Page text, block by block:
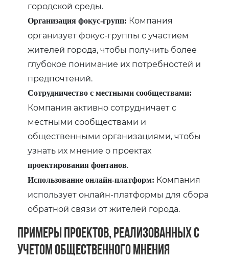
городской среды.
Организация фокус-групп: Компания
организует фокус-группы с участием
жителей города‚ чтобы получить более
глубокое понимание их потребностей и
предпочтений.
Сотрудничество с местными сообществами:
Компания активно сотрудничает с
местными сообществами и
общественными организациями‚ чтобы
узнать их мнение о проектах
проектирования фонтанов.
Использование онлайн-платформ: Компания
использует онлайн-платформы для сбора
обратной связи от жителей города.
Примеры проектов‚ реализованных с
учетом общественного мнения